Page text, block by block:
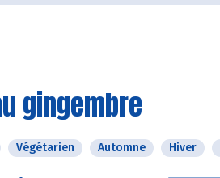
gingembre
Végétarien Automne Hiver